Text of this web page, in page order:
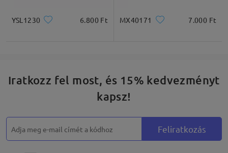
YSL1230 6.800 Ft MX40171 7.000 Ft
Iratkozz fel most, és 15% kedvezményt
kapsz!
Feliratkozás